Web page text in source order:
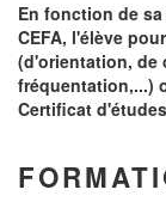
En fonction de
CEFA, l'élève
(d'orientation, de
fréquentation,...)
Certificat